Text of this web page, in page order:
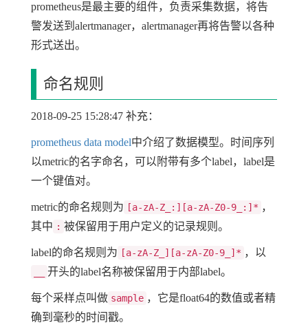
prometheus是最主要的组件，负责采集数据，将告
警发送到alertmanager，alertmanager再将告警以各种
形式送出。
命名规则
2018-09-25 15:28:47 补充：
prometheus data model中介绍了数据模型。时间序列
以metric的名字命名，可以附带有多个label，label是
一个键值对。
metric的命名规则为 [a-zA-Z_:][a-zA-Z0-9_:]* ，
其中 : 被保留用于用户定义的记录规则。
label的命名规则为 [a-zA-Z_][a-zA-Z0-9_]* ，以
开头的label名称被保留用于内部label。
每个采样点叫做 sample ，它是float64的数值或者精
确到毫秒的时间戳。